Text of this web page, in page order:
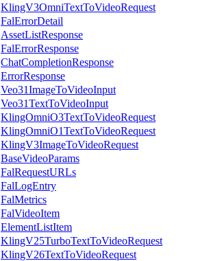
KlingV3OmniTextToVideoRequest
FalErrorDetail
AssetListResponse
FalErrorResponse
ChatCompletionResponse
ErrorResponse
Veo31ImageToVideoInput
Veo31TextToVideoInput
KlingOmniO3TextToVideoRequest
KlingOmniO1TextToVideoRequest
KlingV3ImageToVideoRequest
BaseVideoParams
FalRequestURLs
FalLogEntry
FalMetrics
FalVideoItem
ElementListItem
KlingV25TurboTextToVideoRequest
KlingV26TextToVideoRequest